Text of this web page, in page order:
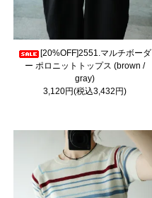
[20%OFF]2551.マルチボーダ
ー ポロニットトップス (brown /
gray)
3,120円(税込3,432円)